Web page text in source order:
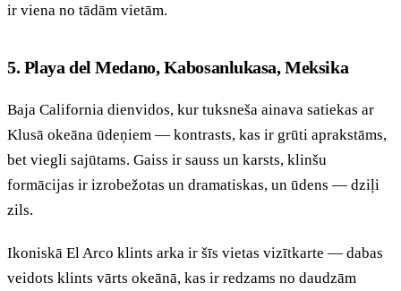
ir viena no tādām vietām.
5. Playa del Medano, Kabosanlukasa, Meksika
Baja California dienvidos, kur tuksneša ainava satiekas ar
Klusā okeāna ūdeņiem — kontrasts, kas ir grūti aprakstāms,
bet viegli sajūtams. Gaiss ir sauss un karsts, klinšu
formācijas ir izrobežotas un dramatiskas, un ūdens — dziļi
zils.
Ikoniskā El Arco klints arka ir šīs vietas vizītkarte — dabas
veidots klints vārts okeānā, kas ir redzams no daudzām